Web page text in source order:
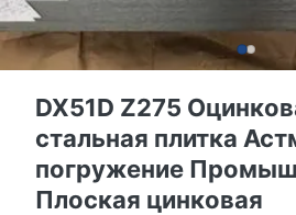
DX51D Z275
стальная плитка
погружение
Плоская цинковая